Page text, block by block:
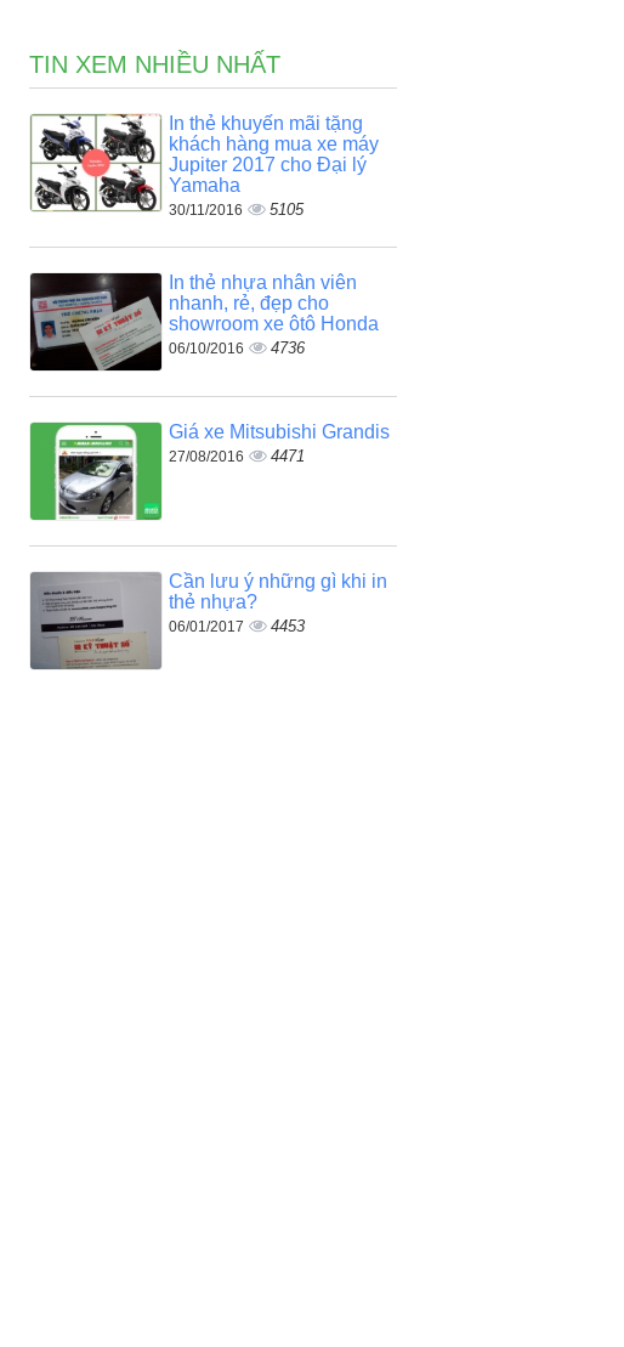
TIN XEM NHIỀU NHẤT
In thẻ khuyến mãi tặng
khách hàng mua xe máy
Jupiter 2017 cho Đại lý
Yamaha
30/11/2016 5105
In thẻ nhựa nhân viên
nhanh, rẻ, đẹp cho
showroom xe ôtô Honda
06/10/2016 4736
Giá xe Mitsubishi Grandis
27/08/2016 4471
Cần lưu ý những gì khi in
thẻ nhựa?
06/01/2017 4453